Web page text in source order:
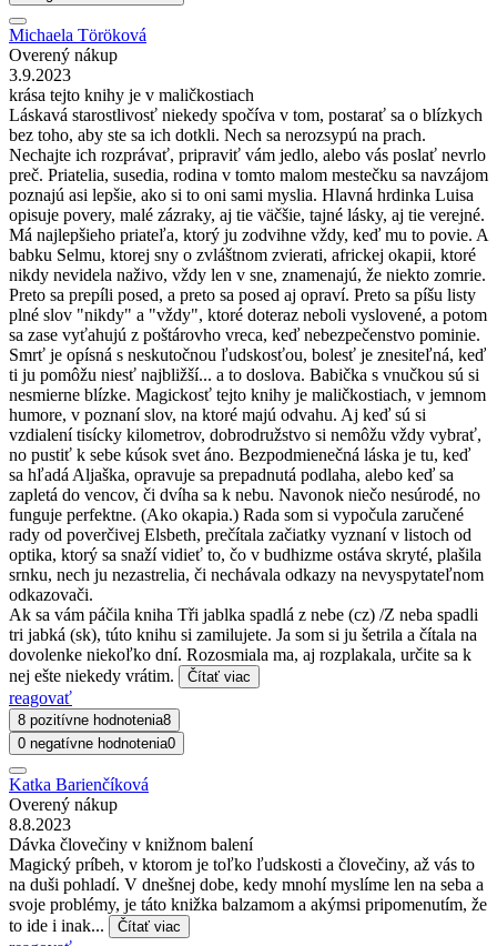
Michaela Töröková
Overený nákup
3.9.2023
krása tejto knihy je v maličkostiach
Láskavá starostlivosť niekedy spočíva v tom, postarať sa o blízkych
bez toho, aby ste sa ich dotkli. Nech sa nerozsypú na prach.
Nechajte ich rozprávať, pripraviť vám jedlo, alebo vás poslať nevrlo
preč. Priatelia, susedia, rodina v tomto malom mestečku sa navzájom
poznajú asi lepšie, ako si to oni sami myslia. Hlavná hrdinka Luisa
opisuje povery, malé zázraky, aj tie väčšie, tajné lásky, aj tie verejné.
Má najlepšieho priateľa, ktorý ju zodvihne vždy, keď mu to povie. A
babku Selmu, ktorej sny o zvláštnom zvierati, africkej okapii, ktoré
nikdy nevidela naživo, vždy len v sne, znamenajú, že niekto zomrie.
Preto sa prepíli posed, a preto sa posed aj opraví. Preto sa píšu listy
plné slov "nikdy" a "vždy", ktoré doteraz neboli vyslovené, a potom
sa zase vyťahujú z poštárovho vreca, keď nebezpečenstvo pominie.
Smrť je opísná s neskutočnou ľudskosťou, bolesť je znesiteľná, keď
ti ju pomôžu niesť najbližší... a to doslova. Babička s vnučkou sú si
nesmierne blízke. Magickosť tejto knihy je maličkostiach, v jemnom
humore, v poznaní slov, na ktoré majú odvahu. Aj keď sú si
vzdialení tisícky kilometrov, dobrodružstvo si nemôžu vždy vybrať,
no pustiť k sebe kúsok svet áno. Bezpodmienečná láska je tu, keď
sa hľadá Aljaška, opravuje sa prepadnutá podlaha, alebo keď sa
zapletá do vencov, či dvíha sa k nebu. Navonok niečo nesúrodé, no
funguje perfektne. (Ako okapia.) Rada som si vypočula zaručené
rady od poverčivej Elsbeth, prečítala začiatky vyznaní v listoch od
optika, ktorý sa snaží vidieť to, čo v budhizme ostáva skryté, plašila
srnku, nech ju nezastrelia, či nechávala odkazy na nevyspytateľnom
odkazovači.
Ak sa vám páčila kniha Tři jablka spadlá z nebe (cz) /Z neba spadli
tri jabká (sk), túto knihu si zamilujete. Ja som si ju šetrila a čítala na
dovolenke niekoľko dní. Rozosmiala ma, aj rozplakala, určite sa k
nej ešte niekedy vrátim.
Čítať viac
reagovať
8 pozitívne hodnotenia8
0 negatívne hodnotenia0
Katka Barienčíková
Overený nákup
8.8.2023
Dávka človečiny v knižnom balení
Magický príbeh, v ktorom je toľko ľudskosti a človečiny, až vás to
na duši pohladí. V dnešnej dobe, kedy mnohí myslíme len na seba a
svoje problémy, je táto knižka balzamom a akýmsi pripomenutím, že
to ide i inak...
Čítať viac